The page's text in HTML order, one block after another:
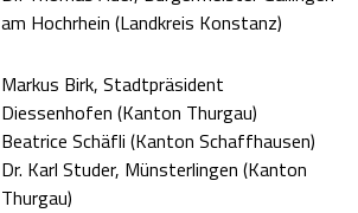
am Hochrhein (Landkreis Konstanz)
Markus Birk, Stadtpräsident
Diessenhofen (Kanton Thurgau)
Beatrice Schäfli (Kanton Schaffhausen)
Dr. Karl Studer, Münsterlingen (Kanton
Thurgau)